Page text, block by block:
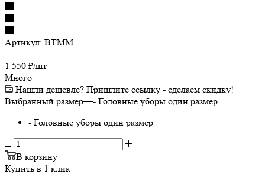
Артикул: BTMM
1 550 ₽/шт
Много
Нашли дешевле? Пришлите ссылку - сделаем скидку!
Выбранный размер—- Головные уборы один размер
- Головные уборы один размер
В корзину
Купить в 1 клик